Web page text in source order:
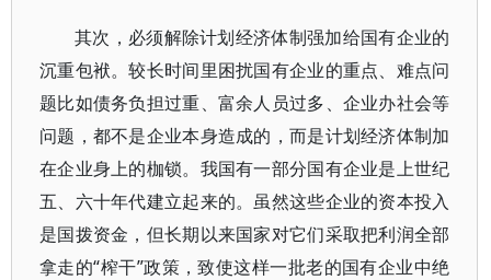
其次，必须解除计划经济体制强加给国有企业的
沉重包袱。较长时间里困扰国有企业的重点、难点问
题比如债务负担过重、富余人员过多、企业办社会等
问题，都不是企业本身造成的，而是计划经济体制加
在企业身上的枷锁。我国有一部分国有企业是上世纪
五、六十年代建立起来的。虽然这些企业的资本投入
是国拨资金，但长期以来国家对它们采取把利润全部
拿走的“榨干”政策，致使这样一批老的国有企业中绝